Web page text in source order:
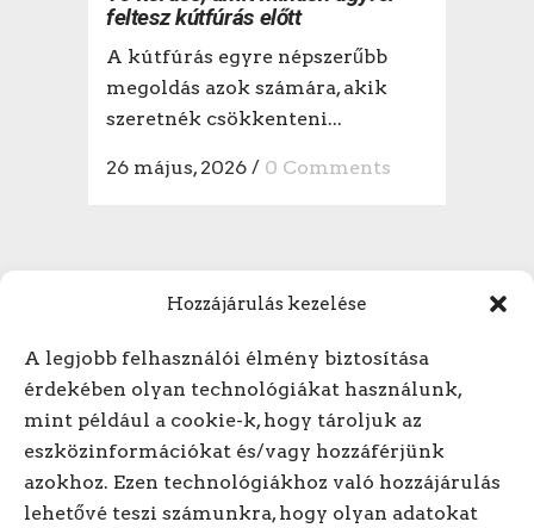
Hozzájárulás kezelése
A legjobb felhasználói élmény biztosítása
érdekében olyan technológiákat használunk,
mint például a cookie-k, hogy tároljuk az
eszközinformációkat és/vagy hozzáférjünk
azokhoz. Ezen technológiákhoz való hozzájárulás
lehetővé teszi számunkra, hogy olyan adatokat
feltesz kútfúrás előtt
A kútfúrás egyre népszerűbb
megoldás azok számára, akik
szeretnék csökkenteni...
26 május, 2026 / 0 Comments
Hívjon minket! +3620/318-
1614